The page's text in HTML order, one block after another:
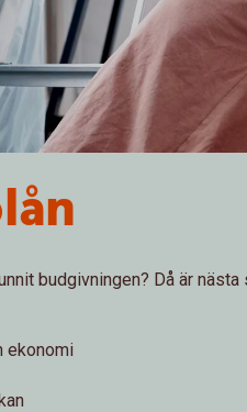
budgivningen? Då är
ekonomi